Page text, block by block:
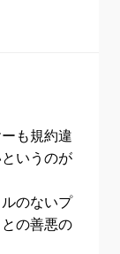
も規約違
いうのが
のないプ
の善悪の